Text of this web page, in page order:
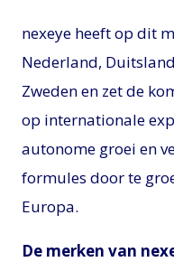
nexeye heeft op dit
Nederland,
Zweden en zet de
op internationale
autonome groei en
formules door te
Europa.
De merken van